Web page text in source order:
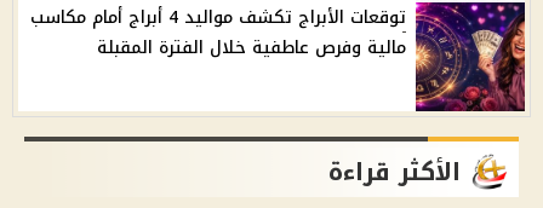
توقعات الأبراج تكشف مواليد 4 أبراج أمام مكاسب
مالية وفرص عاطفية خلال الفترة المقبلة
الأكثر قراءة